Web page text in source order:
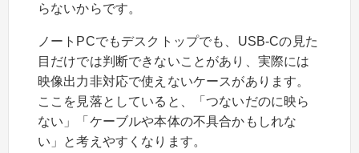
らないからです。
ノートPCでもデスクトップでも、USB-Cの見た
目だけでは判断できないことがあり、実際には
映像出力非対応で使えないケースがあります。
ここを見落としていると、「つないだのに映ら
ない」「ケーブルや本体の不具合かもしれな
い」と考えやすくなります。